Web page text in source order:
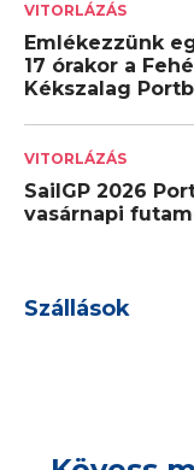
VITORLÁZÁS
Emlékezzünk
17 órakor a
Kékszalag
VITORLÁZÁS
SailGP 2026
vasárnapi
Szállások